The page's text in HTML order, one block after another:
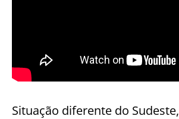
Situação diferente do Sudeste,